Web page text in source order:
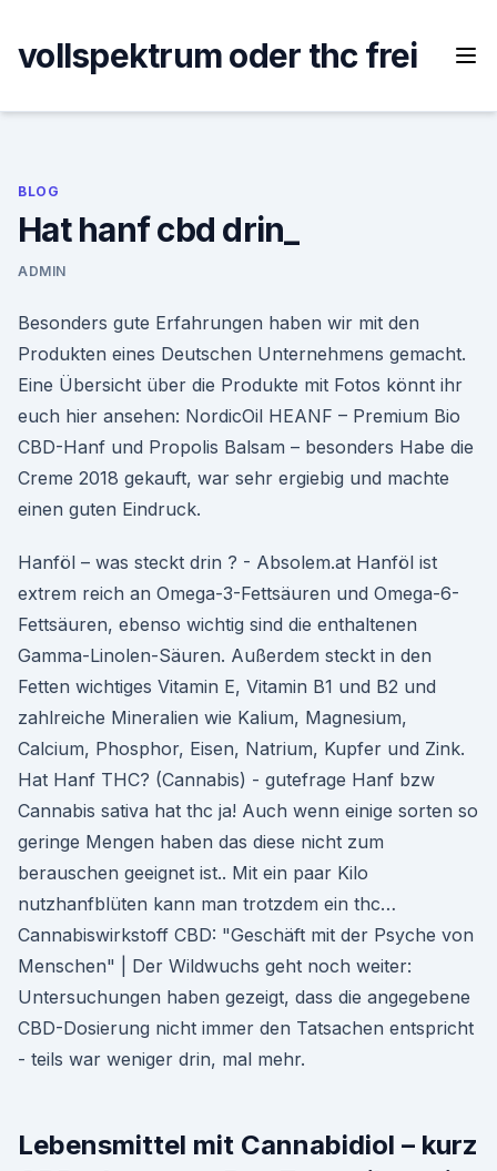
content
vollspektrum oder thc frei
BLOG
Hat hanf cbd drin_
ADMIN
Besonders gute Erfahrungen haben wir mit den
Produkten eines Deutschen Unternehmens gemacht.
Eine Übersicht über die Produkte mit Fotos könnt ihr
euch hier ansehen: NordicOil HEANF – Premium Bio
CBD-Hanf und Propolis Balsam – besonders Habe die
Creme 2018 gekauft, war sehr ergiebig und machte
einen guten Eindruck.
Hanföl – was steckt drin ? - Absolem.at Hanföl ist
extrem reich an Omega-3-Fettsäuren und Omega-6-
Fettsäuren, ebenso wichtig sind die enthaltenen
Gamma-Linolen-Säuren. Außerdem steckt in den
Fetten wichtiges Vitamin E, Vitamin B1 und B2 und
zahlreiche Mineralien wie Kalium, Magnesium,
Calcium, Phosphor, Eisen, Natrium, Kupfer und Zink.
Hat Hanf THC? (Cannabis) - gutefrage Hanf bzw
Cannabis sativa hat thc ja! Auch wenn einige sorten so
geringe Mengen haben das diese nicht zum
berauschen geeignet ist.. Mit ein paar Kilo
nutzhanfblüten kann man trotzdem ein thc…
Cannabiswirkstoff CBD: "Geschäft mit der Psyche von
Menschen" | Der Wildwuchs geht noch weiter:
Untersuchungen haben gezeigt, dass die angegebene
CBD-Dosierung nicht immer den Tatsachen entspricht
- teils war weniger drin, mal mehr.
Lebensmittel mit Cannabidiol – kurz